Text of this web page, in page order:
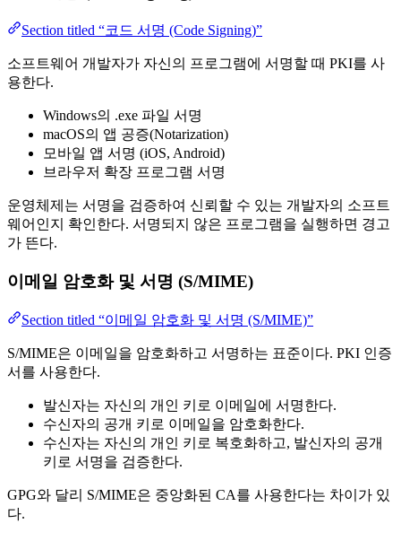
Section titled “코드 서명 (Code Signing)”
소프트웨어 개발자가 자신의 프로그램에 서명할 때 PKI를 사
용한다.
Windows의 .exe 파일 서명
macOS의 앱 공증(Notarization)
모바일 앱 서명 (iOS, Android)
브라우저 확장 프로그램 서명
운영체제는 서명을 검증하여 신뢰할 수 있는 개발자의 소프트
웨어인지 확인한다. 서명되지 않은 프로그램을 실행하면 경고
가 뜬다.
이메일 암호화 및 서명 (S/MIME)
Section titled “이메일 암호화 및 서명 (S/MIME)”
S/MIME은 이메일을 암호화하고 서명하는 표준이다. PKI 인증
서를 사용한다.
발신자는 자신의 개인 키로 이메일에 서명한다.
수신자의 공개 키로 이메일을 암호화한다.
수신자는 자신의 개인 키로 복호화하고, 발신자의 공개
키로 서명을 검증한다.
GPG와 달리 S/MIME은 중앙화된 CA를 사용한다는 차이가 있
다.